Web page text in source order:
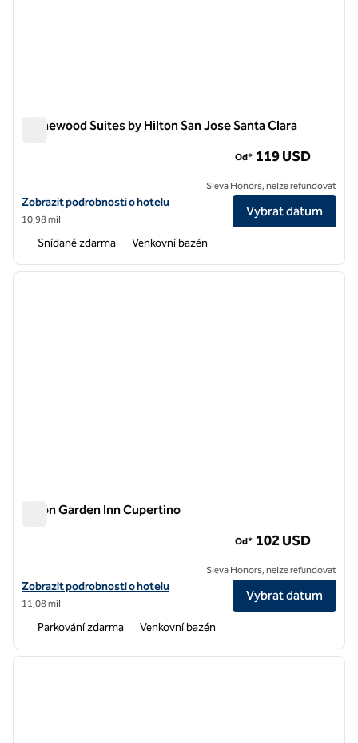
Homewood Suites by Hilton San Jose Santa Clara
Zobrazit podrobnosti o hotelu Homewood Suites by Hilton San Jose
Zobrazit podrobnosti o hotelu
10,98 mil
Od* 119 USD
Sleva Honors, nelze refundovat
Vybrat datum
Snídaně zdarma Venkovní bazén
1 z 12
další
Hilton Garden Inn Cupertino
Zobrazit detaily hotelu Hilton Garden Inn Cupertino
Zobrazit podrobnosti o hotelu
11,08 mil
Od* 102 USD
Sleva Honors, nelze refundovat
Vybrat datum
Parkování zdarma Venkovní bazén
1 z 12
další